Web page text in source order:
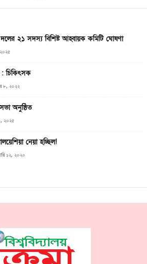
দলের ২১ সদস্য বিশিষ্ট আহ্বায়ক কমিটি ঘোষণা
: চিকিৎসক
৮, ২০২২
অনুষ্ঠিত
২০২৫
নেয়া হচ্ছিল!
১২, ২০২০